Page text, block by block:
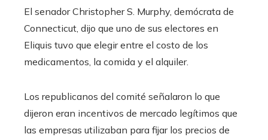
El senador Christopher S. Murphy, demócrata de
Connecticut, dijo que uno de sus electores en
Eliquis tuvo que elegir entre el costo de los
medicamentos, la comida y el alquiler.
Los republicanos del comité señalaron lo que
dijeron eran incentivos de mercado legítimos que
las empresas utilizaban para fijar los precios de